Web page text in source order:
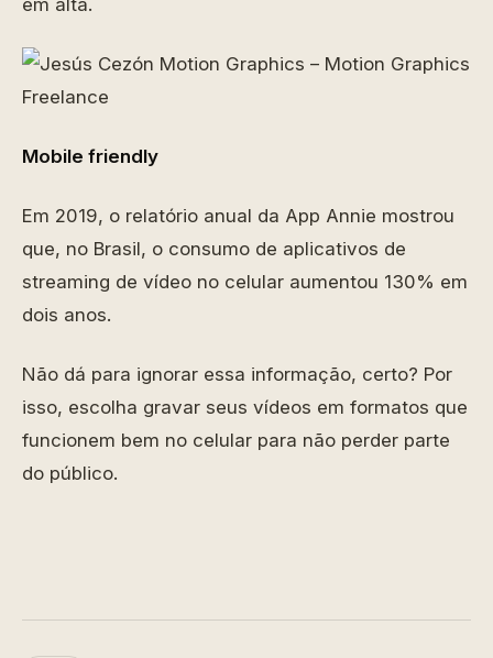
em alta.
Mobile friendly
Em 2019, o relatório anual da App Annie mostrou
que, no Brasil, o consumo de aplicativos de
streaming de vídeo no celular aumentou 130% em
dois anos.
Não dá para ignorar essa informação, certo? Por
isso, escolha gravar seus vídeos em formatos que
funcionem bem no celular para não perder parte
do público.